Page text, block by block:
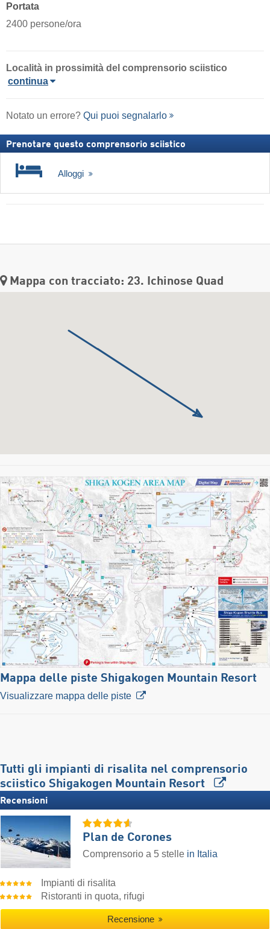
Portata
2400 persone/ora
Località in prossimità del comprensorio sciistico
continua
Notato un errore? Qui puoi segnalarlo
Prenotare questo comprensorio sciistico
Alloggi
Mappa con tracciato: 23. Ichinose Quad
Mappa delle piste Shigakogen Mountain Resort
Visualizzare mappa delle piste
Tutti gli impianti di risalita nel comprensorio
sciistico Shigakogen Mountain Resort
Recensioni
Plan de Corones
Comprensorio a 5 stelle in Italia
Impianti di risalita
Ristoranti in quota, rifugi
Recensione